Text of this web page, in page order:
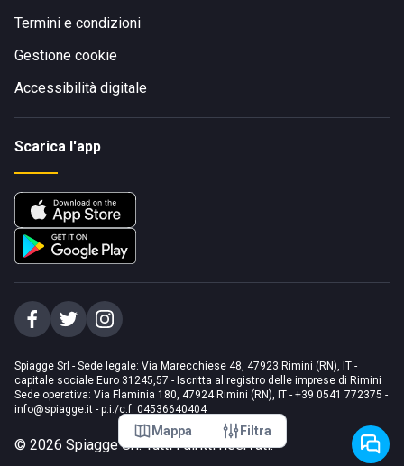
Mappa Filtra
Termini e condizioni
Gestione cookie
Accessibilità digitale
Scarica l'app
Spiagge Srl - Sede legale: Via Marecchiese 48, 47923 Rimini (RN), IT -
capitale sociale Euro 31245,57 - Iscritta al registro delle imprese di Rimini
Sede operativa: Via Flaminia 180, 47924 Rimini (RN), IT - +39 0541 772375 -
info@spiagge.it - p.i./c.f. 04536640404
© 2026 Spiagge Srl. Tutti i diritti riservati.